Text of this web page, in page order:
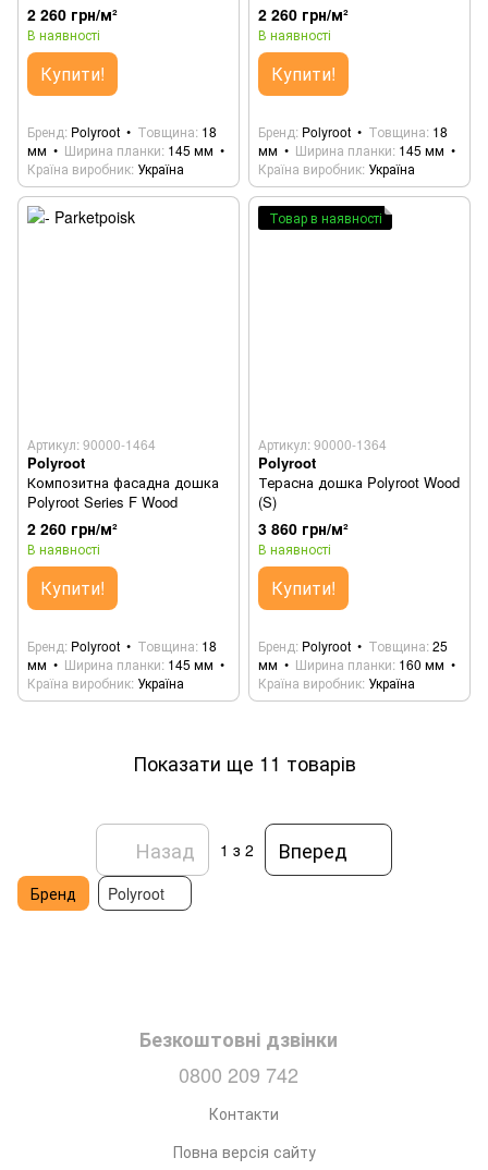
2 260 грн/м²
В наявності
Купити!
Бренд Polyroot Товщина 18
мм
Ширина планки 145 мм
Країна виробник Україна
2 260 грн/м²
В наявності
Купити!
Бренд Polyroot Товщина 18
мм
Ширина планки 145 мм
Країна виробник Україна
Артикул: 90000-1464
Polyroot
Композитна фасадна дошка
Polyroot Series F Wood
2 260 грн/м²
В наявності
Купити!
Бренд Polyroot Товщина 18
мм
Ширина планки 145 мм
Країна виробник Україна
Товар в наявності
Артикул: 90000-1364
Polyroot
Терасна дошка Polyroot Wood
(S)
3 860 грн/м²
В наявності
Купити!
Бренд Polyroot Товщина 25
мм
Ширина планки 160 мм
Країна виробник Україна
Показати ще 11 товарів
Назад 1 з 2 Вперед
Бренд Polyroot
Безкоштовні дзвінки
0800 209 742
Контакти
Повна версія сайту